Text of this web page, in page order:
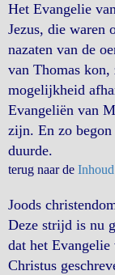
Het Evangelie
Jezus, die waren
nazaten van de
van Thomas
mogelijkheid
Evangeliën van
zijn. En zo
duurde.
terug naar de Inhoud
Joods
Deze strijd is nu
dat het
Christus